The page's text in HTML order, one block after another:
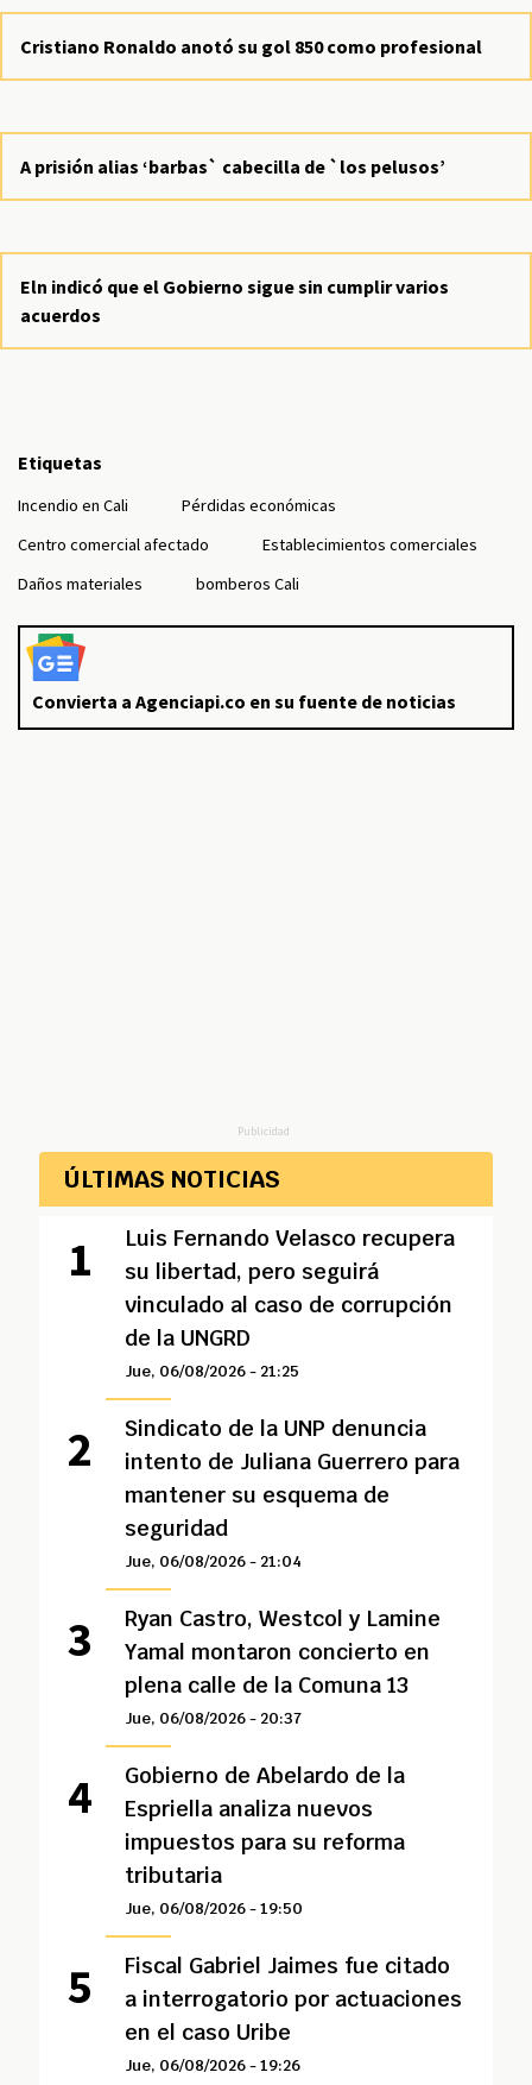
Cristiano Ronaldo anotó su gol 850 como profesional
A prisión alias ‘barbas` cabecilla de `los pelusos’
Eln indicó que el Gobierno sigue sin cumplir varios
acuerdos
Etiquetas
Incendio en Cali
Pérdidas económicas
Centro comercial afectado
Establecimientos comerciales
Daños materiales
bomberos Cali
Convierta a Agenciapi.co en su fuente de noticias
Publicidad
ÚLTIMAS NOTICIAS
Luis Fernando Velasco recupera
su libertad, pero seguirá
vinculado al caso de corrupción
de la UNGRD
Jue, 06/08/2026 - 21:25
Sindicato de la UNP denuncia
intento de Juliana Guerrero para
mantener su esquema de
seguridad
Jue, 06/08/2026 - 21:04
Ryan Castro, Westcol y Lamine
Yamal montaron concierto en
plena calle de la Comuna 13
Jue, 06/08/2026 - 20:37
Gobierno de Abelardo de la
Espriella analiza nuevos
impuestos para su reforma
tributaria
Jue, 06/08/2026 - 19:50
Fiscal Gabriel Jaimes fue citado
a interrogatorio por actuaciones
en el caso Uribe
Jue, 06/08/2026 - 19:26